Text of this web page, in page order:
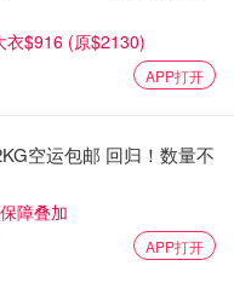
重新拾起了童年的旧事
轻时承担的巨大责任。
者、朋友，在某些方
，帮助我照顾孩子，我
的推移，她开始理解我
作为一个成年人融入新
的同理心，这让我们变
$916 (原$2130)
APP打开
空运包邮 回归！数量不
障叠加
APP打开